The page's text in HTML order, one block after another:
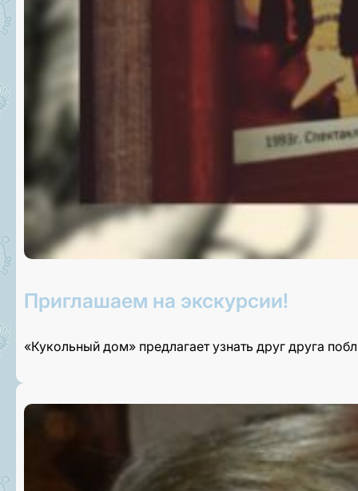
Приглашаем на экскурсии!
«Кукольный дом» предлагает узнать друг друга